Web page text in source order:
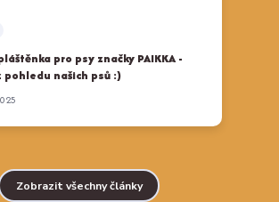
pro psy značky PAIKKA -
pohledu našich psů :)
Zobrazit všechny články